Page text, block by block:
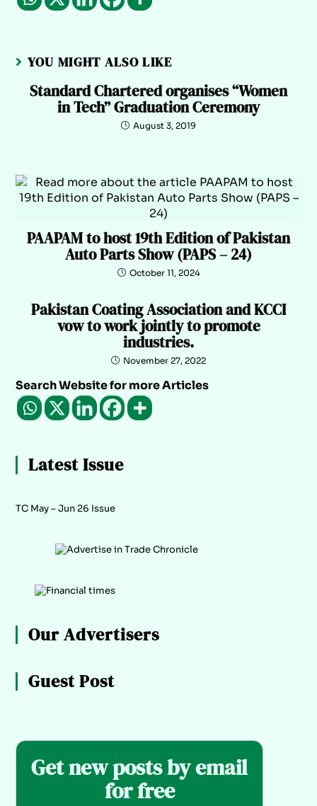
YOU MIGHT ALSO LIKE
Standard Chartered organises “Women
in Tech” Graduation Ceremony
August 3, 2019
PAAPAM to host 19th Edition of Pakistan
Auto Parts Show (PAPS – 24)
October 11, 2024
Pakistan Coating Association and KCCI
vow to work jointly to promote
industries.
November 27, 2022
Search Website for more Articles
Latest Issue
TC May – Jun 26 Issue
Our Advertisers
Guest Post
Get new posts by email
for free